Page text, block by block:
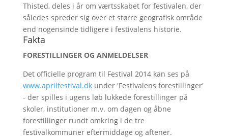
Thisted, deles i år om værtsskabet for festivalen, der
således spreder sig over et større geografisk område
end nogensinde tidligere i festivalens historie.
Fakta
FORESTILLINGER OG ANMELDELSER
Det officielle program til Festival 2014 kan ses på
www.aprilfestival.dkunder 'Festivalens forestillinger'
- der spilles i ugens løb lukkede forestillinger på
skoler, institutioner m.v. om dagen og åbne
forestillinger rundt omkring i de tre
festivalkommuner eftermiddage og aftener.